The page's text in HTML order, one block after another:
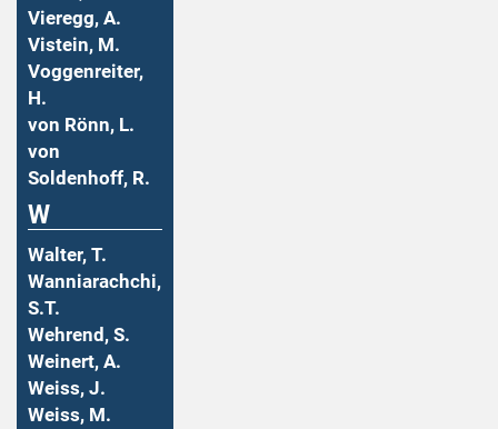
Vieregg, A.
Vistein, M.
Voggenreiter,
H.
von Rönn, L.
von
Soldenhoff, R.
W
Walter, T.
Wanniarachchi,
S.T.
Wehrend, S.
Weinert, A.
Weiss, J.
Weiss, M.